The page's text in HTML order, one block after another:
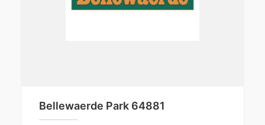
Bellewaerde Park 64881